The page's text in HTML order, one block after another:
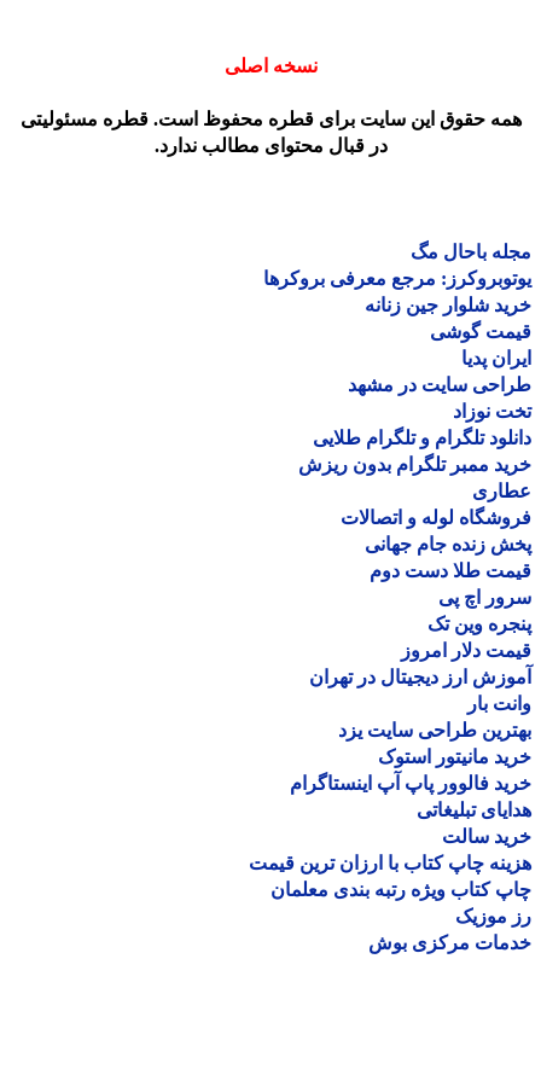
نسخه اصلی
حقوق این سایت برای قطره محفوظ است. قطره مسئولیتی
در قبال محتوای مطالب ندارد.
باحال مگ
مرجع معرفی بروکرها
شلوار جین زنانه
گوشی
پدیا
سایت در مشهد
نوزاد
تلگرام و تلگرام طلایی
ممبر تلگرام بدون ریزش
لوله و اتصالات
زنده جام جهانی
طلا دست دوم
اچ پی
وین تک
دلار امروز
ارز دیجیتال در تهران
بار
طراحی سایت یزد
مانیتور استوک
فالوور پاپ آپ اینستاگرام
تبلیغاتی
سالت
چاپ کتاب با ارزان ترین قیمت
کتاب ویژه رتبه بندی معلمان
موزیک
مرکزی بوش